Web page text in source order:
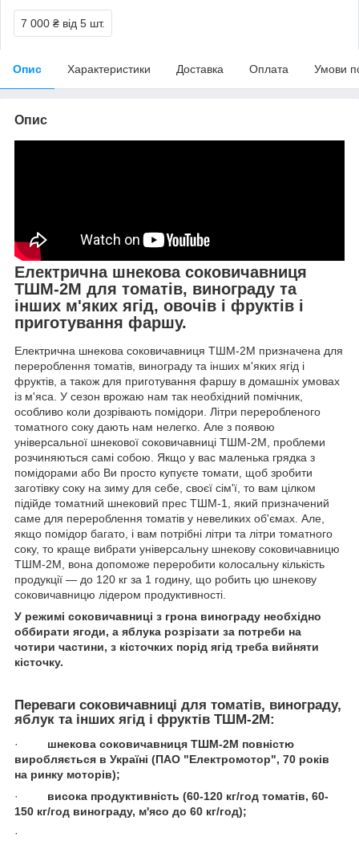
7 000 ₴ від 5 шт.
Опис Характеристики Доставка Оплата Умови
Опис
Електрична шнекова соковичавниця
ТШМ-2М для томатів, винограду та
інших м'яких ягід, овочів і фруктів і
приготування фаршу.
Електрична шнекова соковичавниця ТШМ-2М призначена для
перероблення томатів, винограду та інших м'яких ягід і
фруктів, а також для приготування фаршу в домашніх умовах
із м'яса. У сезон врожаю нам так необхідний помічник,
особливо коли дозрівають помідори. Літри переробленого
томатного соку дають нам нелегко. Але з появою
універсальної шнекової соковичавниці ТШМ-2М, проблеми
розчиняються самі собою. Якщо у вас маленька грядка з
помідорами або Ви просто купуєте томати, щоб зробити
заготівку соку на зиму для себе, своєї сім'ї, то вам цілком
підійде томатний шнековий прес ТШМ-1, який призначений
саме для перероблення томатів у невеликих об'ємах. Але,
якщо помідор багато, і вам потрібні літри та літри томатного
соку, то краще вибрати універсальну шнекову соковичавницю
ТШМ-2М, вона допоможе переробити колосальну кількість
продукції — до 120 кг за 1 годину, що робить цю шнекову
соковичавницю лідером продуктивності.
У режимі соковичавниці з грона винограду необхідно
оббирати ягоди, а яблука розрізати за потреби на
чотири частини, з кісточких порід ягід треба вийняти
кісточку.
Переваги соковичавниці для томатів, винограду,
яблук та інших ягід і фруктів ТШМ-2М:
· шнекова соковичавниця ТШМ-2М повністю
виробляється в Україні (ПАО "Електромотор", 70 років
на ринку моторів);
· висока продуктивність (60-120 кг/год томатів, 60-
150 кг/год винограду, м'ясо до 60 кг/год);
·